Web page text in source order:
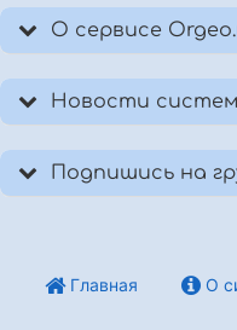
О сервисе
Новости
Подпишись на
Главная О